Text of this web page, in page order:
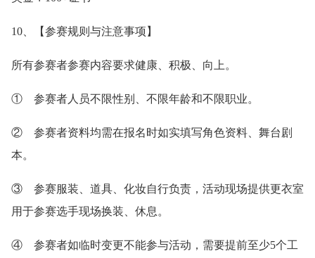
10、【参赛规则与注意事项】
所有参赛者参赛内容要求健康、积极、向上。
① 参赛者人员不限性别、不限年龄和不限职业。
② 参赛者资料均需在报名时如实填写角色资料、舞台剧
本。
③ 参赛服装、道具、化妆自行负责，活动现场提供更衣室
用于参赛选手现场换装、休息。
④ 参赛者如临时变更不能参与活动，需要提前至少5个工